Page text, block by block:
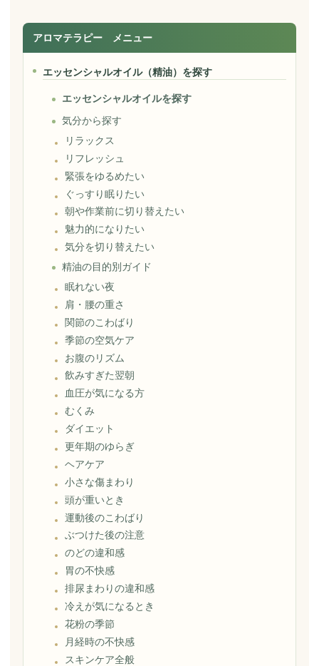
アロマテラピー メニュー
エッセンシャルオイル（精油）を探す
エッセンシャルオイルを探す
気分から探す
リラックス
リフレッシュ
緊張をゆるめたい
ぐっすり眠りたい
朝や作業前に切り替えたい
魅力的になりたい
気分を切り替えたい
精油の目的別ガイド
眠れない夜
肩・腰の重さ
関節のこわばり
季節の空気ケア
お腹のリズム
飲みすぎた翌朝
血圧が気になる方
むくみ
ダイエット
更年期のゆらぎ
ヘアケア
小さな傷まわり
頭が重いとき
運動後のこわばり
ぶつけた後の注意
のどの違和感
胃の不快感
排尿まわりの違和感
冷えが気になるとき
花粉の季節
月経時の不快感
スキンケア全般